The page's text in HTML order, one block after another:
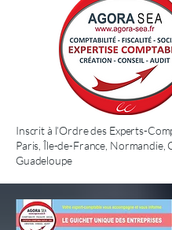
Inscrit à l’Ordre des Experts-
Paris, Île-de-France, Normandie,
Guadeloupe